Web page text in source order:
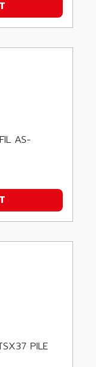
AS-
PILE